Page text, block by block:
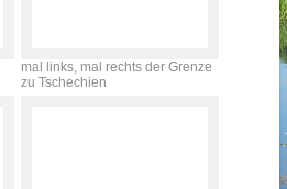
mal links, mal rechts der Grenze
zu Tschechien